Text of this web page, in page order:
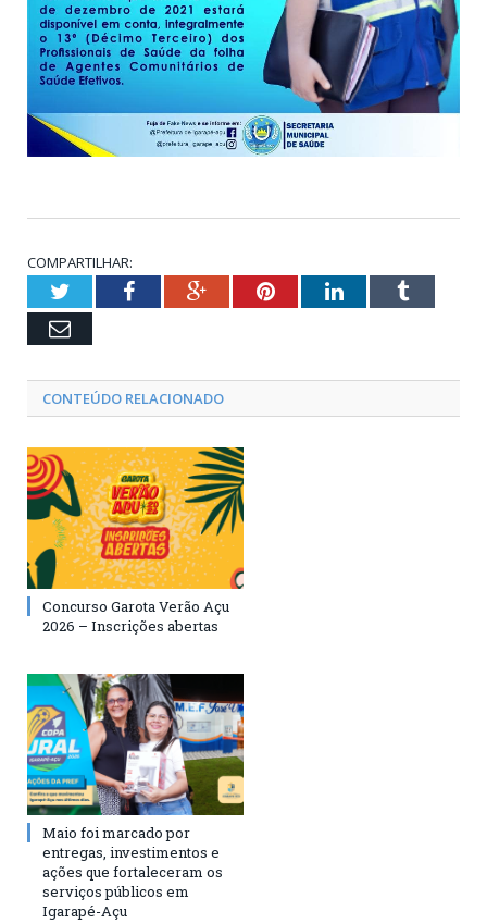
COMPARTILHAR:
TwitterFacebookGoogle+PinterestLinkedInTumblr
Email
CONTEÚDO RELACIONADO
Concurso Garota Verão Açu
2026 – Inscrições abertas
Maio foi marcado por
entregas, investimentos e
ações que fortaleceram os
serviços públicos em
Igarapé-Açu